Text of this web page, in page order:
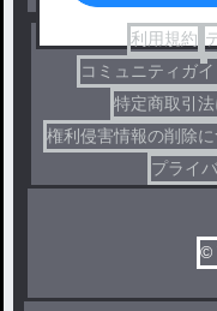
利用規約
コミュニティガ
特定商取引
権利侵害情報の削除に
プライ
©